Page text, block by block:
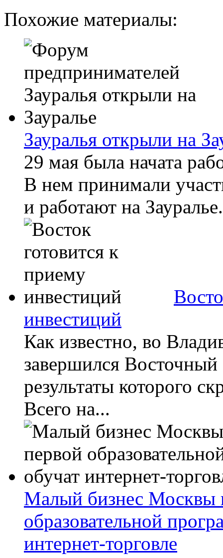
Похожие материалы:
Зауралья открыли на
29 мая была начата
В нем принимали
и работают на
инвестиций
Как известно, во
завершился
результаты которого
Всего на...
Малый бизнес Москвы
образовательной
интернет-торговле